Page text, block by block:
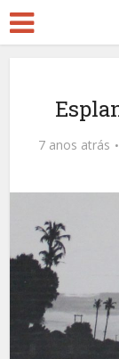
7 anos atrás